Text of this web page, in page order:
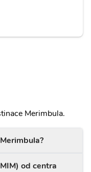
Merimbula.
od centra